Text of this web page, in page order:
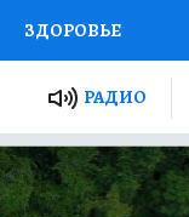
ЗДОРОВЬЕ
РОССИИ
ТУРИЗМ
РАДИО